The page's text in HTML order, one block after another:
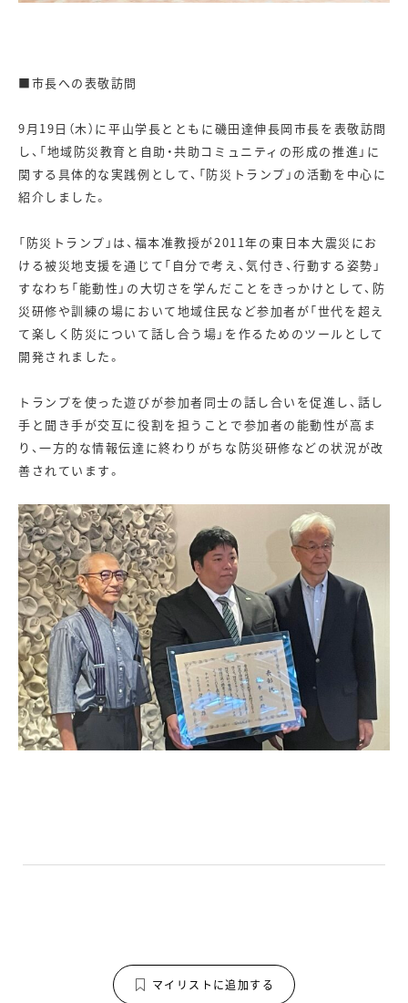
■市長への表敬訪問
9月19日（木）に平山学長とともに磯田達伸長岡市長を表敬訪問
し、「地域防災教育と自助・共助コミュニティの形成の推進」に
関する具体的な実践例として、「防災トランプ」の活動を中心に
紹介しました。
「防災トランプ」は、福本准教授が2011年の東日本大震災にお
ける被災地支援を通じて「自分で考え、気付き、行動する姿勢」
すなわち「能動性」の大切さを学んだことをきっかけとして、防
災研修や訓練の場において地域住民など参加者が「世代を超え
て楽しく防災について話し合う場」を作るためのツールとして
開発されました。
トランプを使った遊びが参加者同士の話し合いを促進し、話し
手と聞き手が交互に役割を担うことで参加者の能動性が高ま
り、一方的な情報伝達に終わりがちな防災研修などの状況が改
善されています。
マイリストに追加する